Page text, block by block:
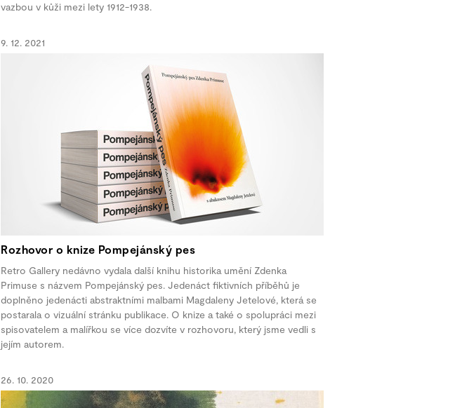
vazbou v kůži mezi lety 1912-1938.
9. 12. 2021
Rozhovor o knize Pompejánský pes
Retro Gallery nedávno vydala další knihu historika umění Zdenka
Primuse s názvem Pompejánský pes. Jedenáct fiktivních příběhů je
doplněno jedenácti abstraktními malbami Magdaleny Jetelové, která se
postarala o vizuální stránku publikace. O knize a také o spolupráci mezi
spisovatelem a malířkou se více dozvíte v rozhovoru, který jsme vedli s
jejím autorem.
26. 10. 2020